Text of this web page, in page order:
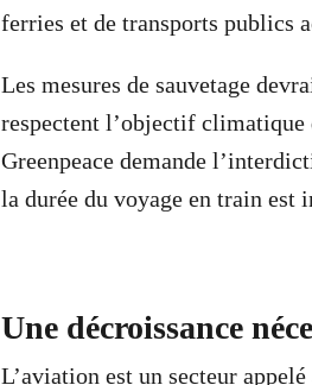
ferries et de transports publics
Les mesures de sauvetage
respectent l’objectif climatique
Greenpeace demande
la durée du voyage en train est
Une décroissance
L’aviation est un secteur